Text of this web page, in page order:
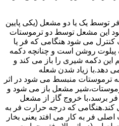
توسط یک یا دو مشعل (یکی پایین
این مشعل توسط دو ترموستات
کنترل می شود هنگامی که فر یا
روشن است و چنانچه دکمه
این دکمه شیری را باز می کند و
دهد.با زیاد شدن شعله
ترموستات منبسط می شود در اثر
مشعل باز می شود و
برسد،با خروج گاز از مشعل
که درجه حرارت فر به
فر به کار می افتد یعنی بخار